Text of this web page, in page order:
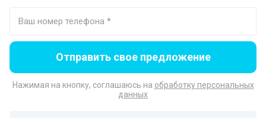
Отправить свое предложение
Нажимая на кнопку, соглашаюсь на обработку персональных
данных